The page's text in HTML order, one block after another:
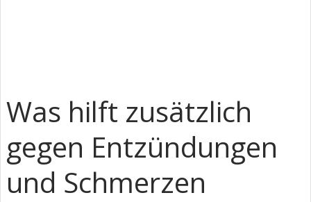
Was hilft zusätzlich
gegen Entzündungen
und Schmerzen